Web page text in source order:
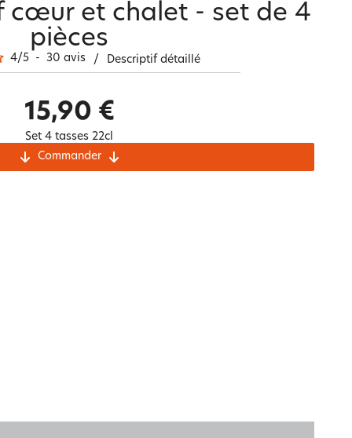
et
Carte cadeau
cœur et chalet - set de 4
pièces
4/5 - 30 avis / Descriptif détaillé
15,90 €
Set 4 tasses 22cl
Commander